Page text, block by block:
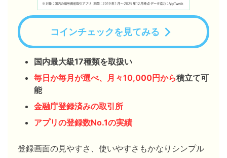
コインチェックを見てみる
国内最大級17種類を取扱い
毎日か毎月が選べ、月々10,000円から積立て可
能
金融庁登録済みの取引所
アプリの登録数No.1の実績
登録画面の見やすさ、使いやすさもかなりシンプル